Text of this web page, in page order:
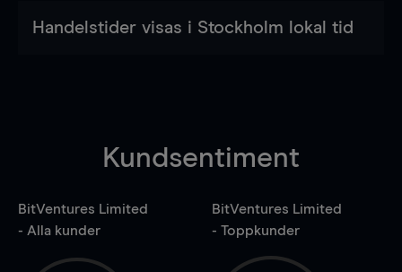
Handelstider visas i Stockholm lokal tid
Kundsentiment
BitVentures Limited
- Alla kunder
BitVentures Limited
- Toppkunder